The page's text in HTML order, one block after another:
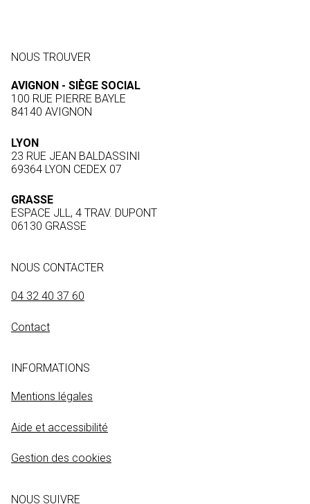
NOUS TROUVER
AVIGNON - SIÈGE SOCIAL
100 RUE PIERRE BAYLE
84140 AVIGNON
LYON
23 RUE JEAN BALDASSINI
69364 LYON CEDEX 07
GRASSE
ESPACE JLL, 4 TRAV. DUPONT
06130 GRASSE
NOUS CONTACTER
04 32 40 37 60
Contact
INFORMATIONS
Mentions légales
Aide et accessibilité
Gestion des cookies
NOUS SUIVRE